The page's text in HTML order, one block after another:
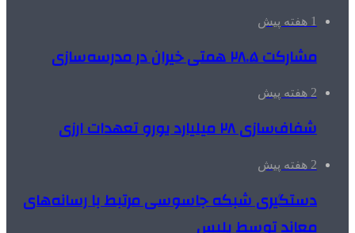
1 هفته پیش
مشارکت ۲۸.۵ همتی خیران در مدرسه‌سازی
2 هفته پیش
شفاف‌سازی ۲۸ میلیارد یورو تعهدات ارزی
2 هفته پیش
دستگیری شبکه جاسوسی مرتبط با رسانه‌های
معاند توسط پلیس